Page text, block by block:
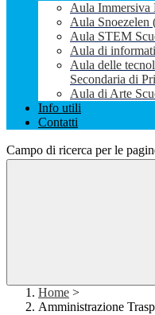
Aula Immersiva
Aula Snoezelen
Aula STEM
Aula di
Aula delle
Secondaria di
Aula di Arte
Info utili
Contatti
Campo di ricerca per le
Home >
Amministrazione